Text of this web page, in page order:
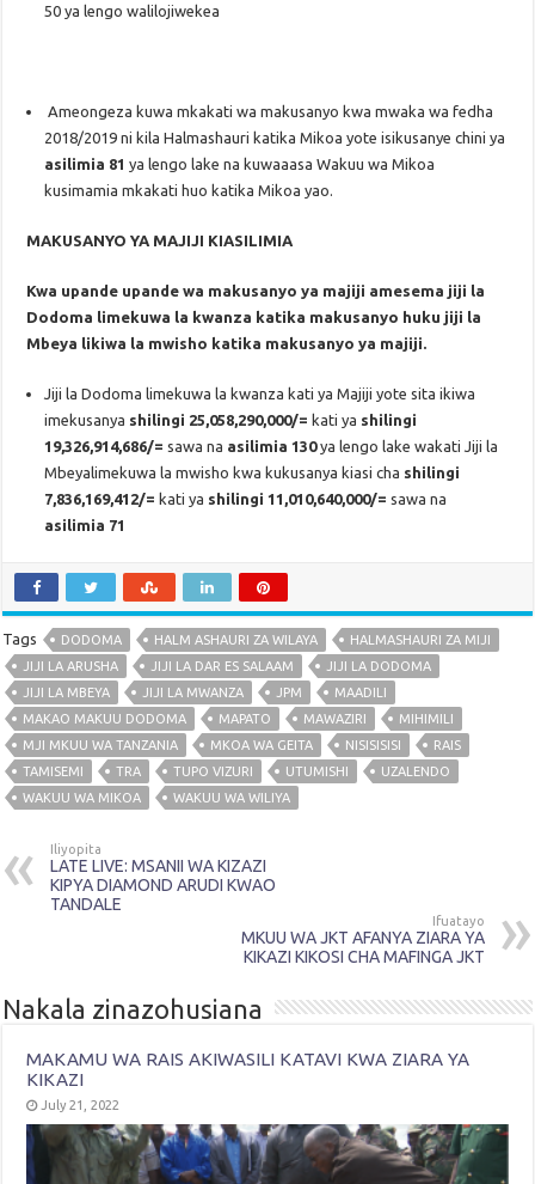
50 ya lengo walilojiwekea
Ameongeza kuwa mkakati wa makusanyo kwa mwaka wa fedha
2018/2019 ni kila Halmashauri katika Mikoa yote isikusanye chini ya
asilimia 81 ya lengo lake na kuwaaasa Wakuu wa Mikoa
kusimamia mkakati huo katika Mikoa yao.
MAKUSANYO YA MAJIJI KIASILIMIA
Kwa upande upande wa makusanyo ya majiji amesema jiji la
Dodoma limekuwa la kwanza katika makusanyo huku jiji la
Mbeya likiwa la mwisho katika makusanyo ya majiji.
Jiji la Dodoma limekuwa la kwanza kati ya Majiji yote sita ikiwa
imekusanya shilingi 25,058,290,000/= kati ya shilingi
19,326,914,686/= sawa na asilimia 130ya lengo lake wakati Jiji la
Mbeyalimekuwa la mwisho kwa kukusanya kiasi cha shilingi
7,836,169,412/= kati ya shilingi 11,010,640,000/= sawa na
asilimia 71
Tags DODOMA HALM ASHAURI ZA WILAYA
HALMASHAURI ZA MIJI
JIJI LA ARUSHA
JIJI LA DAR ES SALAAM
JIJI LA DODOMA
JIJI LA MBEYA
JIJI LA MWANZA JPM
MAADILI
MAKAO MAKUU DODOMA
MAPATO MAWAZIRI
MIHIMILI
MJI MKUU WA TANZANIA
MKOA WA GEITA NISISISISI
RAIS
TAMISEMI
TRA TUPO VIZURI UTUMISHI
UZALENDO
WAKUU WA MIKOA
WAKUU WA WILIYA
Iliyopita
LATE LIVE: MSANII WA KIZAZI
KIPYA DIAMOND ARUDI KWAO
TANDALE
Ifuatayo
MKUU WA JKT AFANYA ZIARA YA
KIKAZI KIKOSI CHA MAFINGA JKT
Nakala zinazohusiana
MAKAMU WA RAIS AKIWASILI KATAVI KWA ZIARA YA
KIKAZI
July 21, 2022